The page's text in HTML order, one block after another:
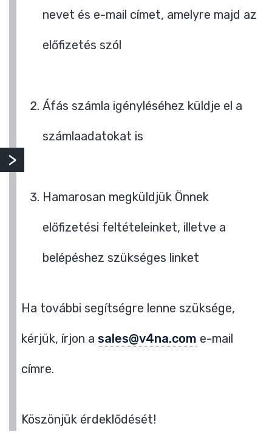
nevet és e-mail címet, amelyre majd az
előfizetés szól
Áfás számla igényléséhez küldje el a
számlaadatokat is
Hamarosan megküldjük Önnek
előfizetési feltételeinket, illetve a
belépéshez szükséges linket
Ha további segítségre lenne szüksége,
kérjük, írjon a sales@v4na.com e-mail
címre.
Köszönjük érdeklődését!